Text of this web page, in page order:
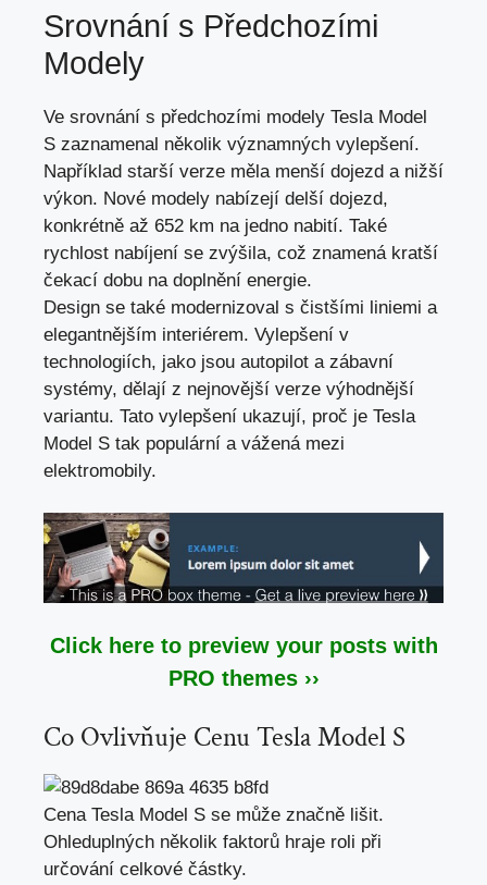
Srovnání s Předchozími
Modely
Ve srovnání s předchozími modely Tesla Model
S zaznamenal několik významných vylepšení.
Například starší verze měla menší dojezd a nižší
výkon. Nové modely nabízejí delší dojezd,
konkrétně až 652 km na jedno nabití. Také
rychlost nabíjení se zvýšila, což znamená kratší
čekací dobu na doplnění energie.
Design se také modernizoval s čistšími liniemi a
elegantnějším interiérem. Vylepšení v
technologiích, jako jsou autopilot a zábavní
systémy, dělají z nejnovější verze výhodnější
variantu. Tato vylepšení ukazují, proč je Tesla
Model S tak populární a vážená mezi
elektromobily.
Click here to preview your posts with
PRO themes ››
Co Ovlivňuje Cenu Tesla Model S
Cena Tesla Model S se může značně lišit.
Ohleduplných několik faktorů hraje roli při
určování celkové částky.